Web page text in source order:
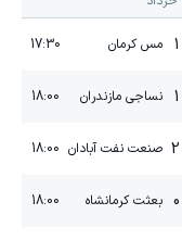
1 مس کرمان 17:30
1 نساجی مازندران 18:00
2 صنعت نفت آبادان 18:00
0 بعثت کرمانشاه 18:00